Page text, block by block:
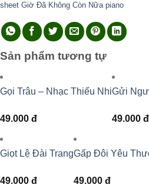
sheet Giờ Đã Không Còn Nữa piano
Sản phẩm tương tự
Gọi Trâu – Nhạc Thiếu Nhi
49.000 đ
Gửi
49.000 đ
Giọt Lệ Đài Trang
49.000 đ
Gấp Đôi Yêu
49.000 đ